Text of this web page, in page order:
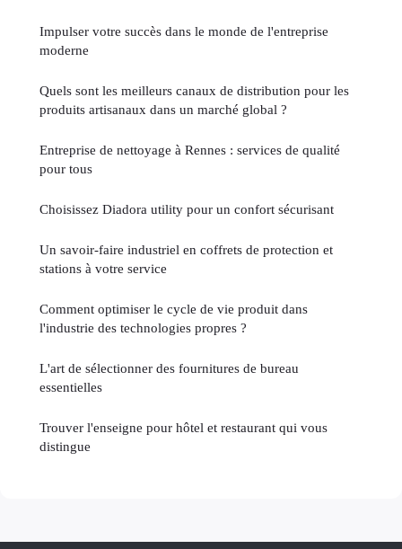
Impulser votre succès dans le monde de l'entreprise
moderne
Quels sont les meilleurs canaux de distribution pour les
produits artisanaux dans un marché global ?
Entreprise de nettoyage à Rennes : services de qualité
pour tous
Choisissez Diadora utility pour un confort sécurisant
Un savoir-faire industriel en coffrets de protection et
stations à votre service
Comment optimiser le cycle de vie produit dans
l'industrie des technologies propres ?
L'art de sélectionner des fournitures de bureau
essentielles
Trouver l'enseigne pour hôtel et restaurant qui vous
distingue